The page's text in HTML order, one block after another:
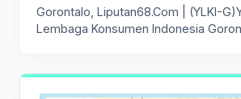
Gorontalo, Liputan68.Com | (YLKI-
Lembaga Konsumen Indonesia